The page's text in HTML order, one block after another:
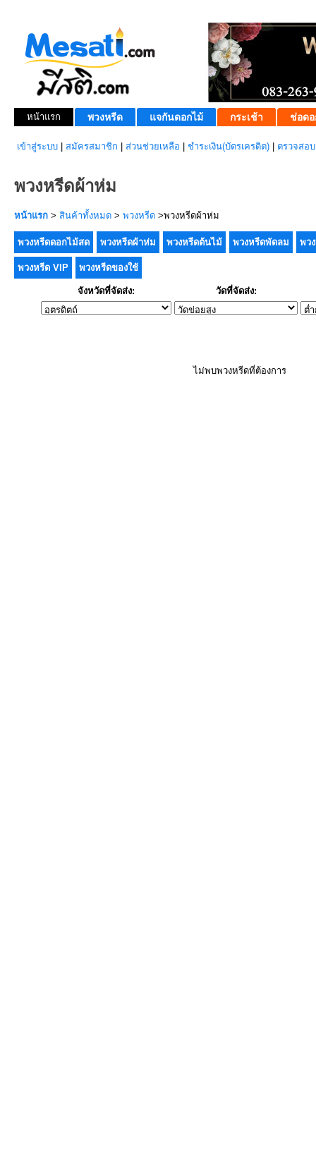
หน้าแรก พวงหรีด แจกันดอกไม้ กระเช้า ช่อดอ
เข้าสู่ระบบ สมัครสมาชิก ส่วนช่วยเหลือ ชำระเงิน(บัตรเครดิต) ตรวจสอ
พวงหรีดผ้าห่ม
หน้าแรก > สินค้าทั้งหมด > พวงหรีด >พวงหรีดผ้าห่ม
พวงหรีดดอกไม้สด พวงหรีดผ้าห่ม พวงหรีดต้นไม้ พวงหรีดพัดลม พว
พวงหรีด VIP พวงหรีดของใช้
จังหวัดที่จัดส่ง: วัดที่จัดส่ง:
ไม่พบพวงหรีดที่ต้องการ